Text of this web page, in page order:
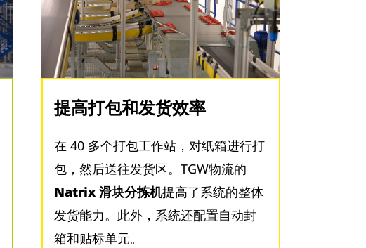
提高打包和发货效率
在 40 多个打包工作站，对纸箱进行打
包，然后送往发货区。TGW物流的
Natrix 滑块分拣机提高了系统的整体
发货能力。此外，系统还配置自动封
箱和贴标单元。